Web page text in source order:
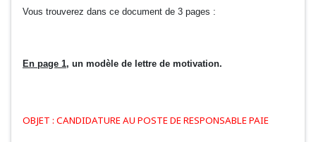
Vous trouverez dans ce document de 3 pages :
En page 1, un modèle de lettre de motivation.
OBJET : CANDIDATURE AU POSTE DE RESPONSABLE PAIE